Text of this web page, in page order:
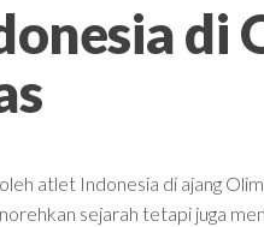
di
atlet Indonesia di ajang
sejarah tetapi juga